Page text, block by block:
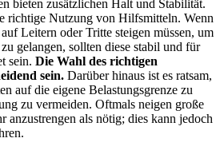
bieten zusätzlichen Halt und Stabilität.
richtige Nutzung von Hilfsmitteln. Wenn
Leitern oder Tritte steigen müssen, um
gelangen, sollten diese stabil und für
sein. Die Wahl des richtigen
sein. Darüber hinaus ist es ratsam,
auf die eigene Belastungsgrenze zu
zu vermeiden. Oftmals neigen große
anzustrengen als nötig; dies kann jedoch